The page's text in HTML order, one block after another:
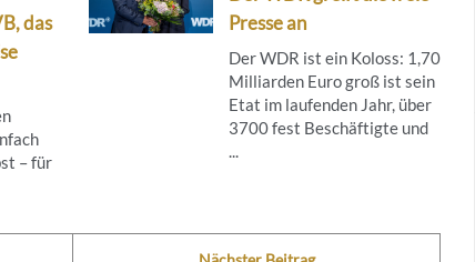
das
– für
Presse an
Der WDR ist ein Koloss: 1,70
Milliarden Euro groß ist sein
Etat im laufenden Jahr, über
3700 fest Beschäftigte und